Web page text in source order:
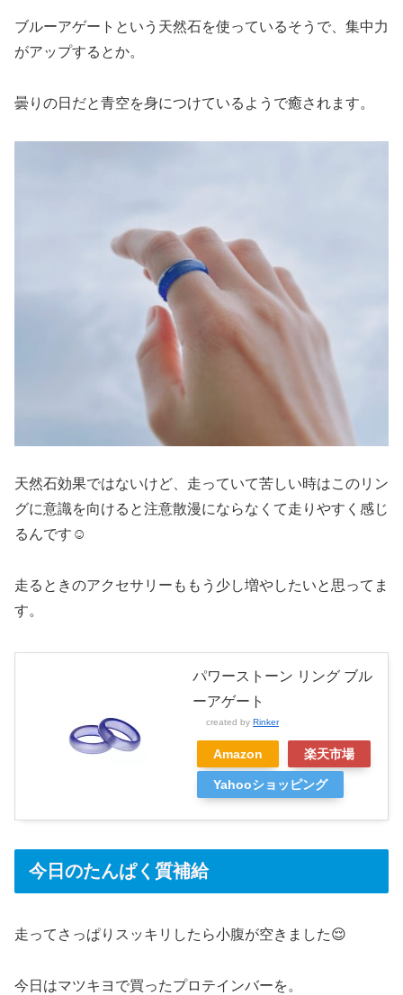
ブルーアゲートという天然石を使っているそうで、集中力
がアップするとか。
曇りの日だと青空を身につけているようで癒されます。
天然石効果ではないけど、走っていて苦しい時はこのリン
グに意識を向けると注意散漫にならなくて走りやすく感じ
るんです☺️
走るときのアクセサリーももう少し増やしたいと思ってま
す。
パワーストーン リング ブル
ーアゲート
created by Rinker
Amazon 楽天市場
Yahooショッピング
今日のたんぱく質補給
走ってさっぱりスッキリしたら小腹が空きました😌
今日はマツキヨで買ったプロテインバーを。